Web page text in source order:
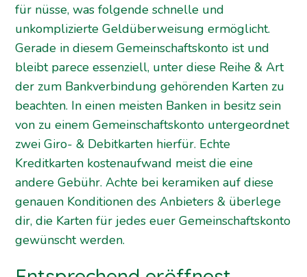
für nüsse, was folgende schnelle und
unkomplizierte Geldüberweisung ermöglicht.
Gerade in diesem Gemeinschaftskonto ist und
bleibt parece essenziell, unter diese Reihe & Art
der zum Bankverbindung gehörenden Karten zu
beachten. In einen meisten Banken in besitz sein
von zu einem Gemeinschaftskonto untergeordnet
zwei Giro- & Debitkarten hierfür. Echte
Kreditkarten kostenaufwand meist die eine
andere Gebühr. Achte bei keramiken auf diese
genauen Konditionen des Anbieters & überlege
dir, die Karten für jedes euer Gemeinschaftskonto
gewünscht werden.